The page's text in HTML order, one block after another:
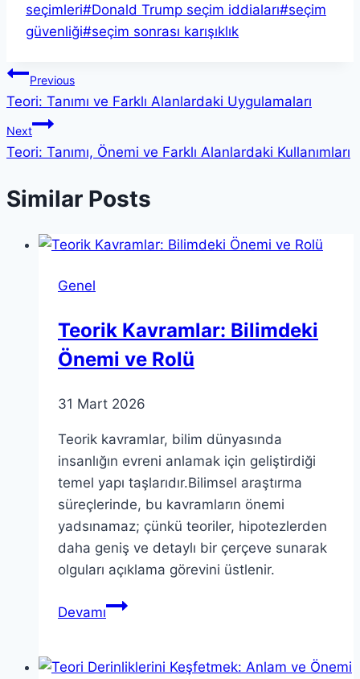
seçimleri#Donald Trump seçim iddiaları#seçim
güvenliği#seçim sonrası karışıklık
Yazı
gezinmesi
Previous
Teori: Tanımı ve Farklı Alanlardaki Uygulamaları
Next
Teori: Tanımı, Önemi ve Farklı Alanlardaki Kullanımları
Similar Posts
Genel
Teorik Kavramlar: Bilimdeki
Önemi ve Rolü
31 Mart 2026
Teorik kavramlar, bilim dünyasında
insanlığın evreni anlamak için geliştirdiği
temel yapı taşlarıdır.Bilimsel araştırma
süreçlerinde, bu kavramların önemi
yadsınamaz; çünkü teoriler, hipotezlerden
daha geniş ve detaylı bir çerçeve sunarak
olguları açıklama görevini üstlenir.
DevamıTeorik
Önemi